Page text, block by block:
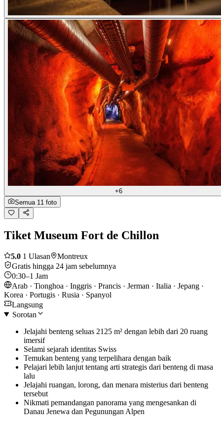
+6
Semua 11 foto
Tiket Museum Fort de Chillon
5.0 1 Ulasan
Montreux
Gratis hingga 24 jam sebelumnya
0:30–1 Jam
Arab · Tionghoa · Inggris · Prancis · Jerman · Italia · Jepang ·
Korea · Portugis · Rusia · Spanyol
Langsung
Sorotan
Jelajahi benteng seluas 2125 m² dengan lebih dari 20 ruang
imersif
Selami sejarah identitas Swiss
Temukan benteng yang terpelihara dengan baik
Pelajari lebih lanjut tentang arti strategis dari benteng di masa
lalu
Jelajahi ruangan, lorong, dan menara misterius dari benteng
tersebut
Nikmati pemandangan panorama yang mengesankan di
Danau Jenewa dan Pegunungan Alpen